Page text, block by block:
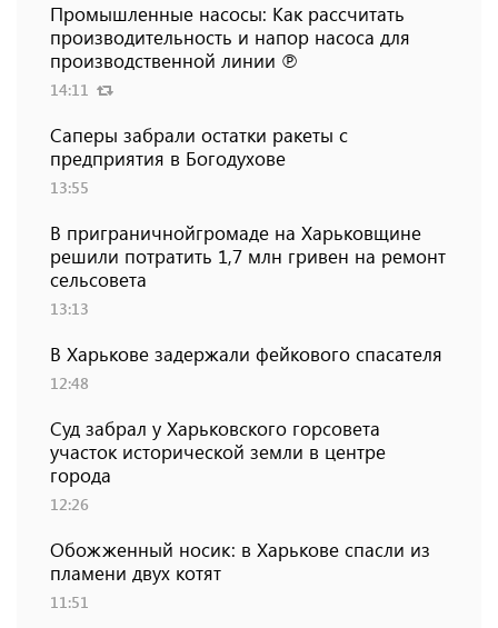
Промышленные насосы: Как рассчитать
производительность и напор насоса для
производственной линии ℗
14:11
Саперы забрали остатки ракеты с
предприятия в Богодухове
13:55
В приграничнойгромаде на Харьковщине
решили потратить 1,7 млн ​​гривен на ремонт
сельсовета
13:13
В Харькове задержали фейкового спасателя
12:48
Суд забрал у Харьковского горсовета
участок исторической земли в центре
города
12:26
Обожженный носик: в Харькове спасли из
пламени двух котят
11:51